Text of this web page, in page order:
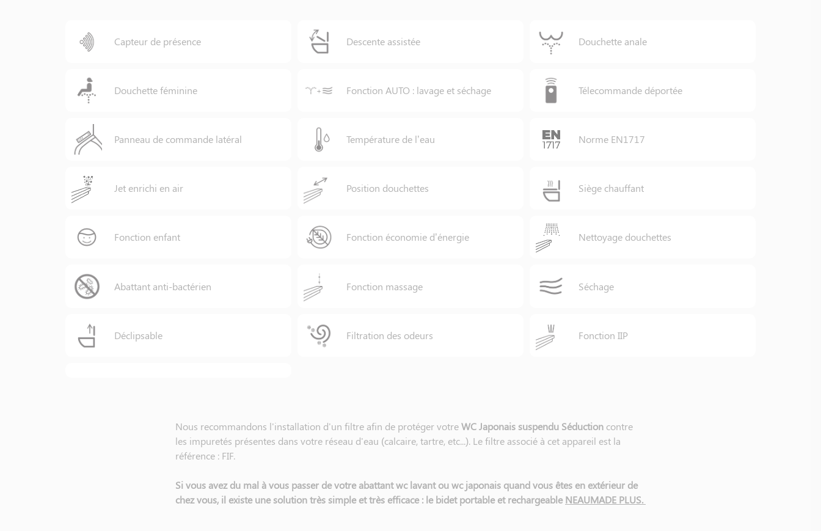
Capteur de présence Descente assistée Douchette anale
Douchette féminine Fonction AUTO : lavage et séchage Télecommande déportée
Panneau de commande latéral Température de l’eau Norme EN1717
Jet enrichi en air Position douchettes Siège chauffant
Fonction enfant Fonction économie d’énergie Nettoyage douchettes
Abattant anti-bactérien Fonction massage Séchage
Déclipsable Filtration des odeurs Fonction IIP
Nous recommandons l'installation d'un filtre afin de protéger votreWC Japonais suspendu Séduction contre
les impuretés présentes dans votre réseau d'eau (calcaire, tartre, etc...). Le filtre associé à cet appareil est la
référence : FIF.
Si vous avez du mal à vous passer de votre abattant wc lavant ou wc japonais quand vous êtes en extérieur de
chez vous, il existe une solution très simple et très efficace : le bidet portable et rechargeableNEAUMADE PLUS.